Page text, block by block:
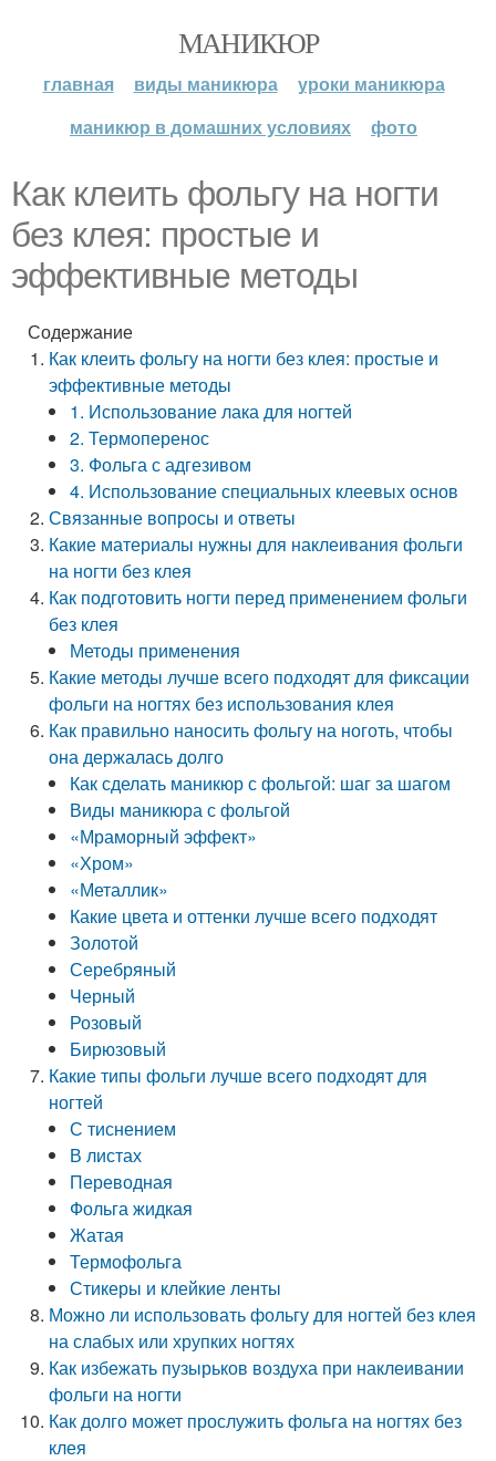
МАНИКЮР
главная виды маникюра
уроки маникюра
маникюр в домашних условиях
фото
Как клеить фольгу на ногти
без клея: простые и
эффективные методы
Содержание
Как клеить фольгу на ногти без клея: простые и
эффективные методы
1. Использование лака для ногтей
2. Термоперенос
3. Фольга с адгезивом
4. Использование специальных клеевых основ
Связанные вопросы и ответы
Какие материалы нужны для наклеивания фольги
на ногти без клея
Как подготовить ногти перед применением фольги
без клея
Методы применения
Какие методы лучше всего подходят для фиксации
фольги на ногтях без использования клея
Как правильно наносить фольгу на ноготь, чтобы
она держалась долго
Как сделать маникюр с фольгой: шаг за шагом
Виды маникюра с фольгой
«Мраморный эффект»
«Хром»
«Металлик»
Какие цвета и оттенки лучше всего подходят
Золотой
Серебряный
Черный
Розовый
Бирюзовый
Какие типы фольги лучше всего подходят для
ногтей
С тиснением
В листах
Переводная
Фольга жидкая
Жатая
Термофольга
Стикеры и клейкие ленты
Можно ли использовать фольгу для ногтей без клея
на слабых или хрупких ногтях
Как избежать пузырьков воздуха при наклеивании
фольги на ногти
Как долго может прослужить фольга на ногтях без
клея